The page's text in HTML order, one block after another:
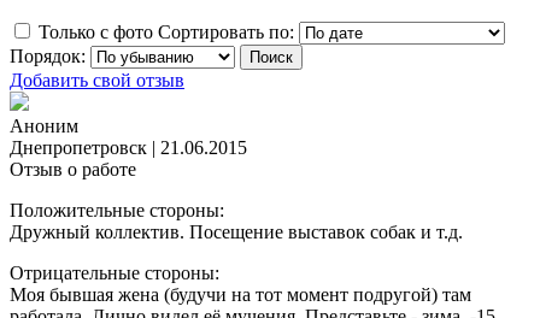
Только с фото Сортировать по:
Порядок:
Добавить свой отзыв
Аноним
Днепропетровск | 21.06.2015
Отзыв о работе
Положительные стороны:
Дружный коллектив. Посещение выставок собак и т.д.
Отрицательные стороны:
Моя бывшая жена (будучи на тот момент подругой) там